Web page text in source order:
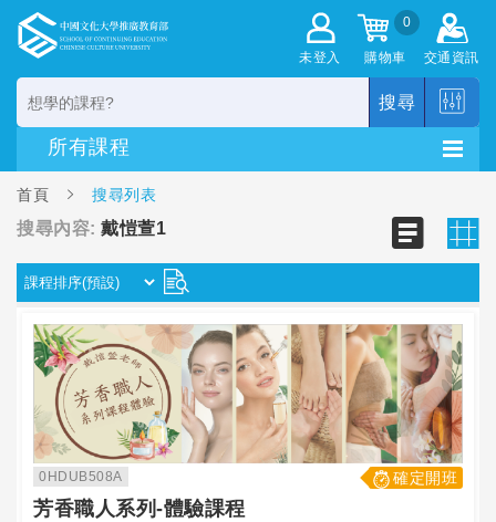
未登入
0
購物車 交通資訊
搜尋
首頁 搜尋列表
搜尋內容: 戴愷萱1
0HDUB508A 確定開班
芳香職人系列-體驗課程